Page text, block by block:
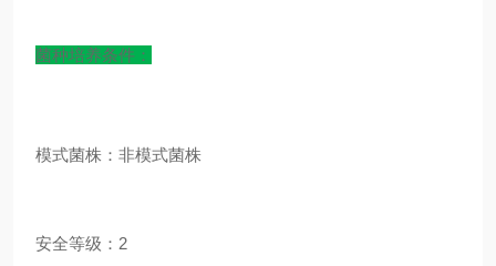
菌种培养条件：
模式菌株：非模式菌株
安全等级：2